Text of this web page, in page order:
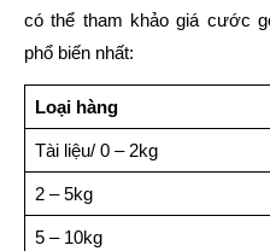
có thể tham khảo giá cước
phổ biến nhất:
Loại hàng
Tài liệu/ 0 – 2kg
2 – 5kg
5 – 10kg